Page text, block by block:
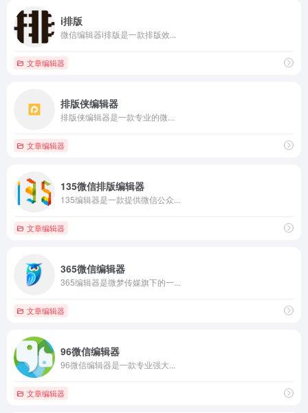
i排版
微信编辑器i排版是一款排版效...
文章编辑器
排版侠编辑器
排版侠编辑器是一款专业的微...
文章编辑器
135微信排版编辑器
135编辑器是一款提供微信公众...
文章编辑器
365微信编辑器
365编辑器是微梦传媒旗下的一...
文章编辑器
96微信编辑器
96微信编辑器是一款专业强大...
文章编辑器